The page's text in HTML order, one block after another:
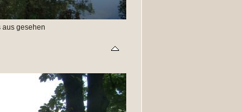
aus gesehen